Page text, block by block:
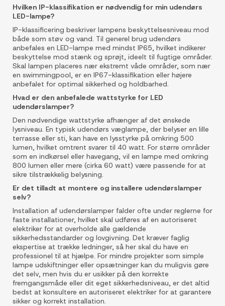
Hvilken IP-klassifikation er nødvendig for min udendørs
LED-lampe?
IP-klassificering beskriver lampens beskyttelsesniveau mod
både som støv og vand. Til generel brug udendørs
anbefales en LED-lampe med mindst IP65, hvilket indikerer
beskyttelse mod stænk og sprøjt, ideelt til fugtige områder.
Skal lampen placeres nær ekstremt våde områder, som nær
en swimmingpool, er en IP67-klassifikation eller højere
anbefalet for optimal sikkerhed og holdbarhed.
Hvad er den anbefalede wattstyrke for LED
udendørslamper?
Den nødvendige wattstyrke afhænger af det ønskede
lysniveau. En typisk udendørs væglampe, der belyser en lille
terrasse eller sti, kan have en lysstyrke på omkring 500
lumen, hvilket omtrent svarer til 40 watt. For større områder
som en indkørsel eller havegang, vil en lampe med omkring
800 lumen eller mere (cirka 60 watt) være passende for at
sikre tilstrækkelig belysning.
Er det tilladt at montere og installere udendørslamper
selv?
Installation af udendørslamper falder ofte under reglerne for
faste installationer, hvilket skal udføres af en autoriseret
elektriker for at overholde alle gældende
sikkerhedsstandarder og lovgivning. Det kræver faglig
ekspertise at trække ledninger, så her skal du have en
professionel til at hjælpe. For mindre projekter som simple
lampe udskiftninger eller opsætninger kan du muligvis gøre
det selv, men hvis du er usikker på den korrekte
fremgangsmåde eller dit eget sikkerhedsniveau, er det altid
bedst at konsultere en autoriseret elektriker for at garantere
sikker og korrekt installation.